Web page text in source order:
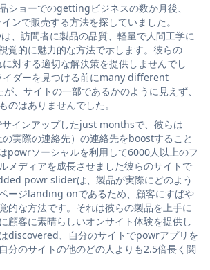
ショーでのgettingビジネスの数か月後、
ンで販売する方法を探していました。
訪問者に製品の品質、軽量で人間工学に
覚的に魅力的な方法で示します。彼らの
対する適切な解決策を提供しませんでし
イダーを見つける前にmany different
、サイトの一部であるかのように見えず、
のはありませんでした。
インアップしたjust monthsで、彼らは
実際の連絡先）の連絡先をboostすること
powrソーシャルを利用して6000人以上のフ
メディアを成長させました彼らのサイトで
powr sliderは、製品が実際にどのよう
ージlanding onであるため、顧客にすばや
的な方法です。それは彼らの製品を上手に
顧客に素晴らしいオンサイト体験を提供し
discovered、自分のサイトでpowrアプリを
分のサイトの他のどの人よりも2.5倍長く関